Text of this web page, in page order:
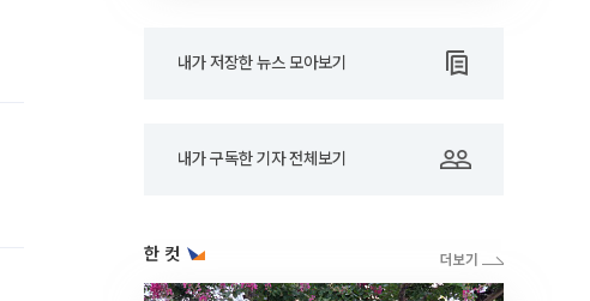
내가 저장한 뉴스 모아보기
내가 구독한 기자 전체보기
한 컷